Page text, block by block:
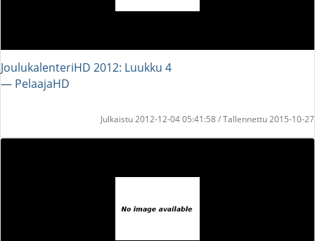
JoulukalenteriHD 2012: Luukku 4
― PelaajaHD
Julkaistu 2012-12-04 05:41:58 / Tallennettu 2015-10-27